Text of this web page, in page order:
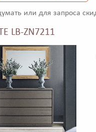
или для запроса
LB-ZN7211